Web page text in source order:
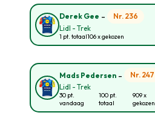
Derek Gee -
Nr. 236
Lidl - Trek
1 pt. totaal106 x gekozen
Mads Pedersen -
Nr. 247
Lidl - Trek
30 pt.
vandaag
100 pt.
totaal
909 x
gekozen